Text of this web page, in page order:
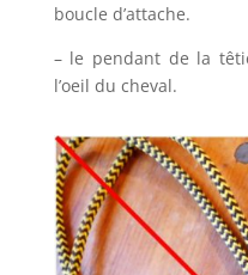
boucle d’attache.
– le pendant de la
l’oeil du cheval.